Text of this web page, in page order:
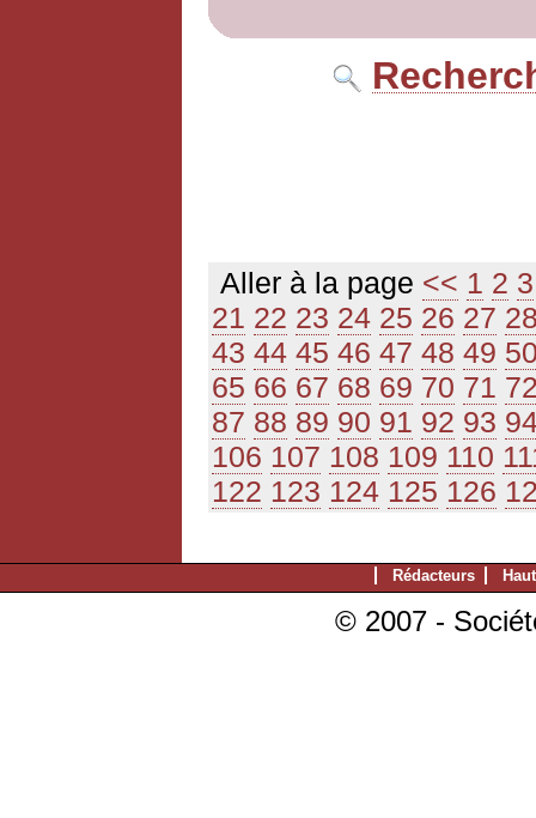
Aller à la page << 1 2 3
21 22 23 24 25 26 27
43 44 45 46 47 48 49
65 66 67 68 69 70 71
87 88 89 90 91 92 93
106 107 108 109 110
122 123 124 125 126
Rédacteurs
© 2007 -